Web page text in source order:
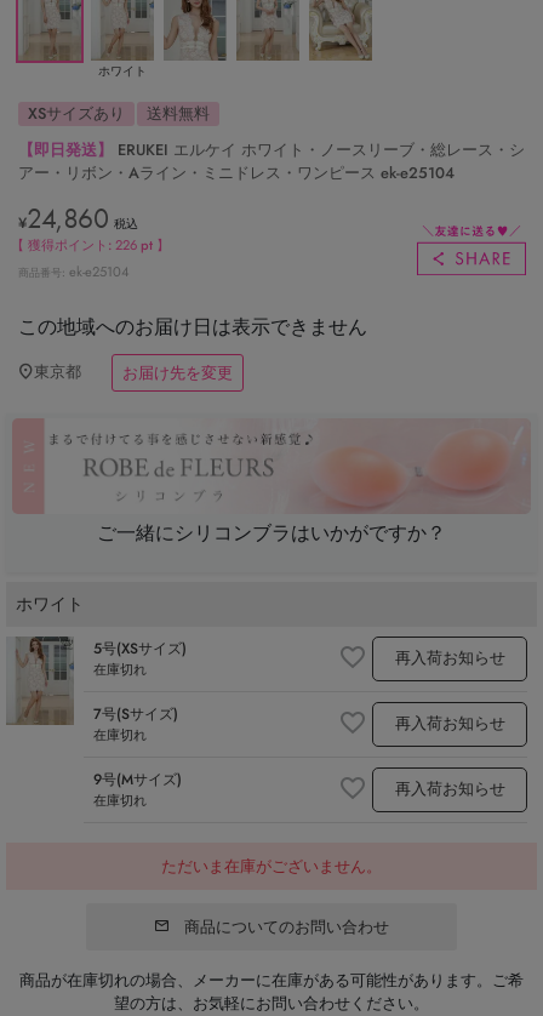
ホワイト
XSサイズあり
送料無料
【即日発送】
ERUKEI エルケイ ホワイト・ノースリーブ・総レース・シ
アー・リボン・Aライン・ミニドレス・ワンピース ek-e25104
¥24,860 税込
【 獲得ポイント:226 pt 】
商品番号 ek-e25104
この地域へのお届け日は表示できません
東京都 お届け先を変更
ご一緒にシリコンブラはいかがですか？
ホワイト
5号(XSサイズ)
在庫切れ 再入荷お知らせ
7号(Sサイズ)
在庫切れ 再入荷お知らせ
9号(Mサイズ)
在庫切れ 再入荷お知らせ
ただいま在庫がございません。
商品についてのお問い合わせ
商品が在庫切れの場合、メーカーに在庫がある可能性があります。ご希
望の方は、お気軽にお問い合わせください。